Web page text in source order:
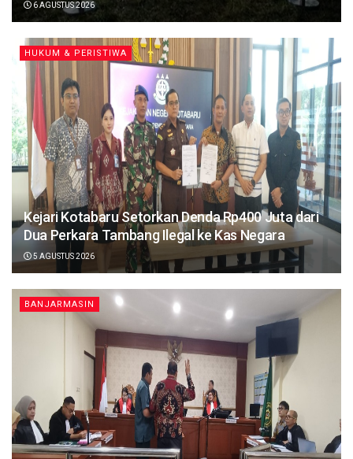
6 AGUSTUS 2026
HUKUM & PERISTIWA
Kejari Kotabaru Setorkan Denda Rp400 Juta dari
Dua Perkara Tambang Ilegal ke Kas Negara
5 AGUSTUS 2026
BANJARMASIN